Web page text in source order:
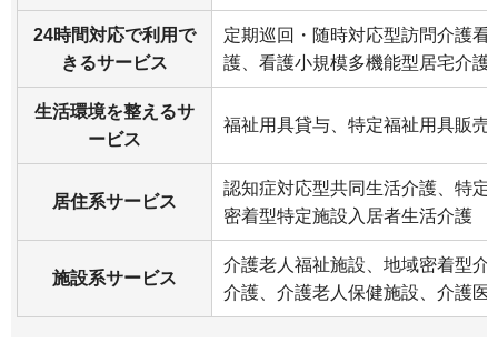
24時間対応で利用で
きるサービス
定期巡回・随時対応型訪問介護
護、看護小規模多機能型居宅介護
生活環境を整えるサ
ービス
福祉用具貸与、特定福祉用具販売
居住系サービス
認知症対応型共同生活介護、特
密着型特定施設入居者生活介護
施設系サービス
介護老人福祉施設、地域密着型
介護、介護老人保健施設、介護医